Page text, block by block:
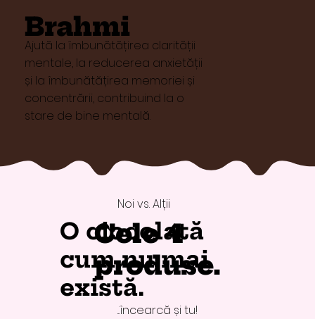
Brahmi
Ajută la îmbunătățirea clarității
mentale, la reducerea anxietății
și la îmbunătățirea memoriei și
concentrării, contribuind la o
stare de bine mentală.
Cele 4
produse.
Noi vs. Alții
O ciocolată
cum nu mai
există.
...încearcă și tu!